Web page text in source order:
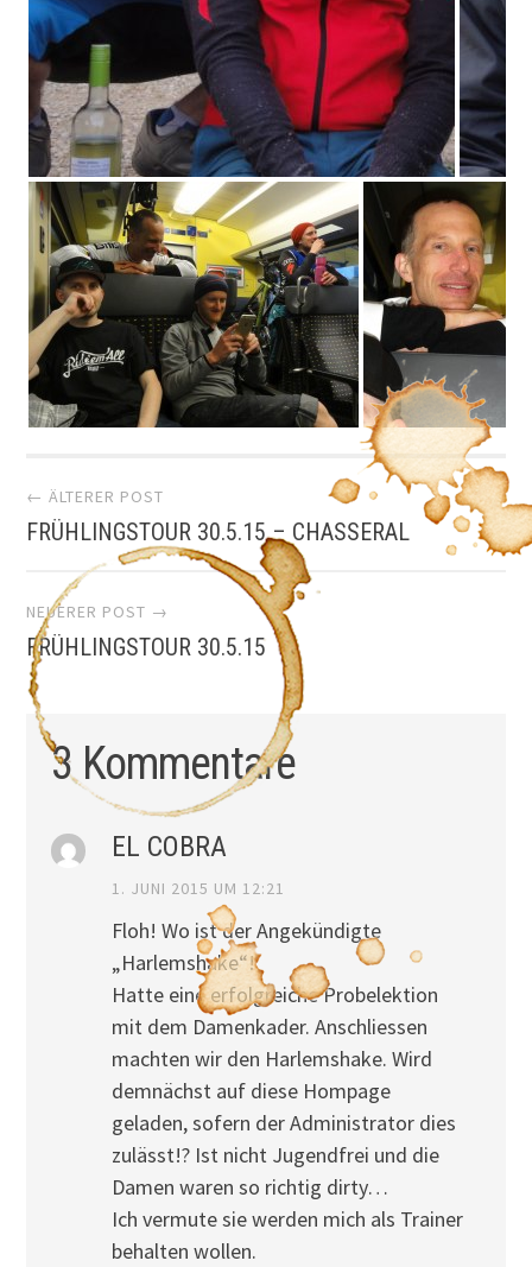
Artikel-
Navigation
← ÄLTERER POST
FRÜHLINGSTOUR 30.5.15 – CHASSERAL
NEUERER POST →
FRÜHLINGSTOUR 30.5.15
3 Kommentare
EL COBRA
1. JUNI 2015 UM 12:21
Floh! Wo ist der Angekündigte
„Harlemshake“!
Hatte eine erfolgreiche Probelektion
mit dem Damenkader. Anschliessen
machten wir den Harlemshake. Wird
demnächst auf diese Hompage
geladen, sofern der Administrator dies
zulässt!? Ist nicht Jugendfrei und die
Damen waren so richtig dirty…
Ich vermute sie werden mich als Trainer
behalten wollen.